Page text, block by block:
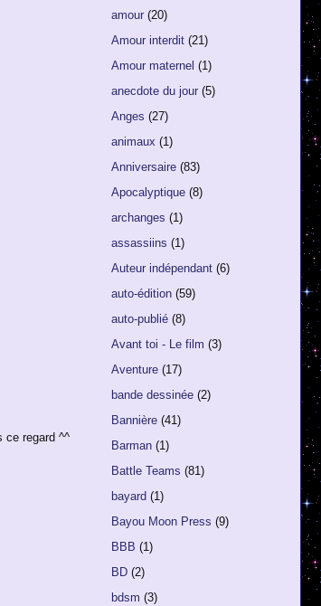
ce regard ^^
amour (20)
Amour interdit (21)
Amour maternel (1)
anecdote du jour (5)
Anges (27)
animaux (1)
Anniversaire (83)
Apocalyptique (8)
archanges (1)
assassiins (1)
Auteur indépendant (6)
auto-édition (59)
auto-publié (8)
Avant toi - Le film (3)
Aventure (17)
bande dessinée (2)
Bannière (41)
Barman (1)
Battle Teams (81)
bayard (1)
Bayou Moon Press (9)
BBB (1)
BD (2)
bdsm (3)